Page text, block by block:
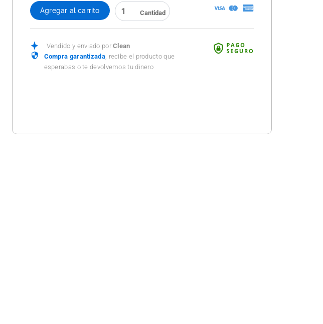
WINDEX
VIDRIOS
MUSCULO
500
ML
Agregar al carrito
Vendido y enviado porClean
Compra garantizada, recibe el producto que
esperabas o te devolvemos tu dinero